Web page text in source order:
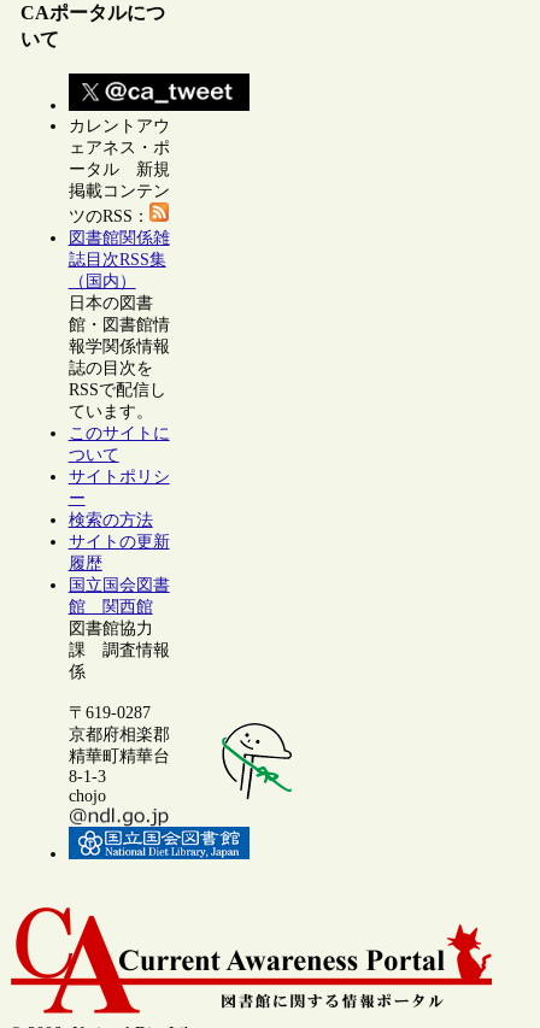
CAポータルにつ
いて
カレントアウ
ェアネス・ポ
ータル 新規
掲載コンテン
ツのRSS：
図書館関係雑
誌目次RSS集
（国内）
日本の図書
館・図書館情
報学関係情報
誌の目次を
RSSで配信し
ています。
このサイトに
ついて
サイトポリシ
ー
検索の方法
サイトの更新
履歴
国立国会図書
館 関西館
図書館協力
課 調査情報
係
〒619-0287
京都府相楽郡
精華町精華台
8-1-3
chojo